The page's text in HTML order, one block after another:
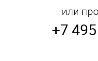
или
+7